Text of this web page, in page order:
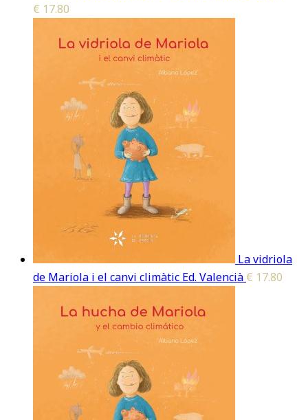
€ 17.80
La vidriola
de Mariola i el canvi climàtic Ed. Valencià € 17.80